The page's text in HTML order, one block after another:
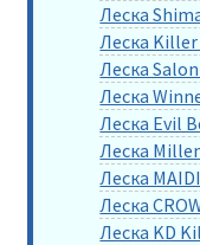
Леска
Леска Killer
Леска
Леска
Леска Evil
Леска
Леска
Леска
Леска KD